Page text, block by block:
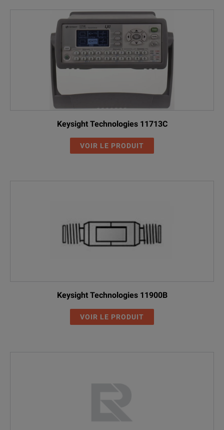
Keysight Technologies 11713C
VOIR LE PRODUIT
Keysight Technologies 11900B
VOIR LE PRODUIT